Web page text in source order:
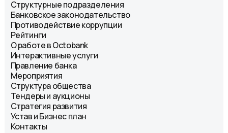
Структурные подразделения
Банковское законодательство
Противодействие коррупции
Рейтинги
О работе в Octobank
Интерактивные услуги
Правление банка
Мероприятия
Структура общества
Тендеры и аукционы
Стратегия развития
Устав и Бизнес план
Контакты